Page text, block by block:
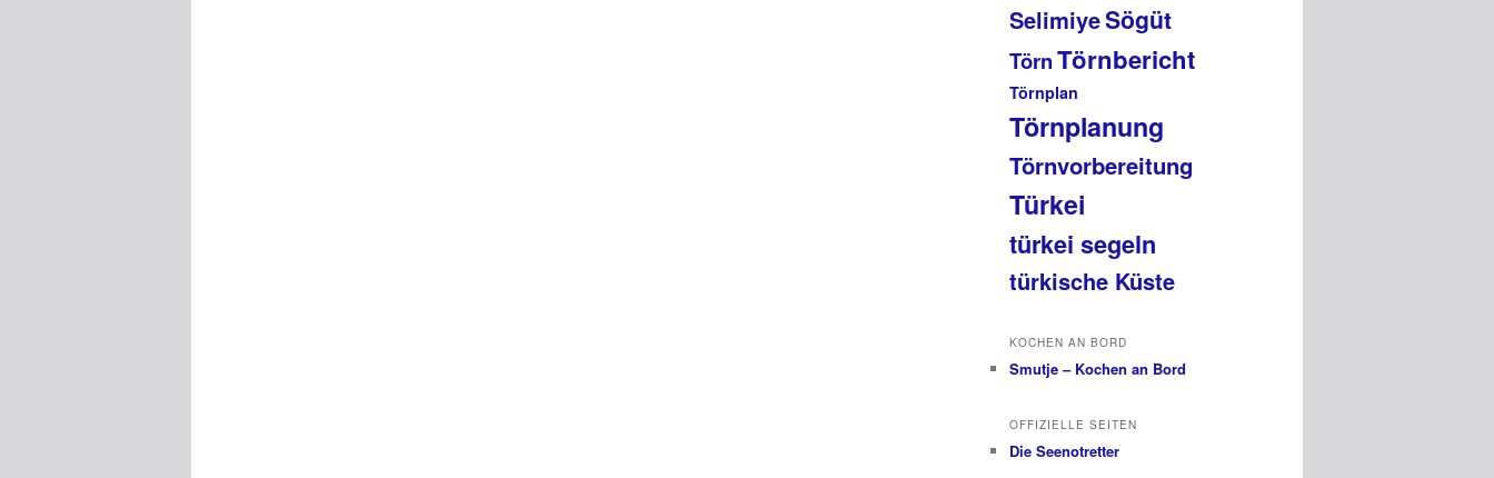
SelimiyeSögüt
TörnTörnbericht
Törnplan
Törnplanung
Törnvorbereitung
Türkei
türkei segeln
türkische Küste
KOCHEN AN BORD
Smutje – Kochen an Bord
OFFIZIELLE SEITEN
Die Seenotretter